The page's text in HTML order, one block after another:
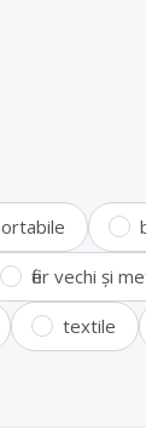
fier vechi și
textile